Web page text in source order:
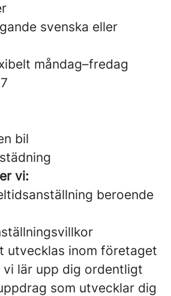
svenska eller
måndag–fredag
bil
vi:
beroende
utvecklas inom företaget
vi lär upp dig ordentligt
som utvecklar dig